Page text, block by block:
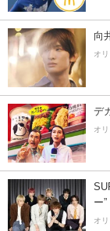
向
オ
デ
オ
ー”
オ